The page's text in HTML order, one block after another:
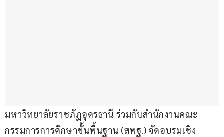
มหาวิทยาลัยราชภัฏอุดรธานี ร่วมกับสำนักงานคณะ
กรรมการการศึกษาขั้นพื้นฐาน (สพฐ.) จัดอบรมเชิง